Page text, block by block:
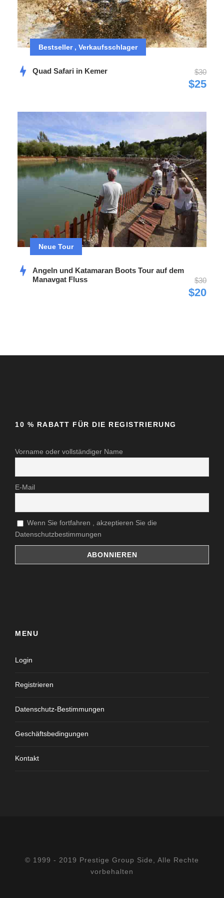
Geniessen Sie eine abenteuerliche Buggy Cross Safari im
Koprucay National Park. Fahren Sie ins Wasser und
nehmen Sie eine Abkühlung im Köprücay Fluss.
Kinder ab 3 Jahren sind erlaubt
Videos
Bestseller , Verkaufsschlager
Quad Safari in Kemer $30
$25
Neue Tour
Angeln und Katamaran Boots Tour auf dem
Manavgat Fluss
$30
$20
10 % RABATT FÜR DIE REGISTRIERUNG
Vorname oder vollständiger Name
E-Mail
Wenn Sie fortfahren , akzeptieren Sie die
Datenschutzbestimmungen
MENU
Login
Registrieren
Datenschutz-Bestimmungen
Geschäftsbedingungen
Kontakt
© 1999 - 2019 Prestige Group Side, Alle Rechte
vorbehalten